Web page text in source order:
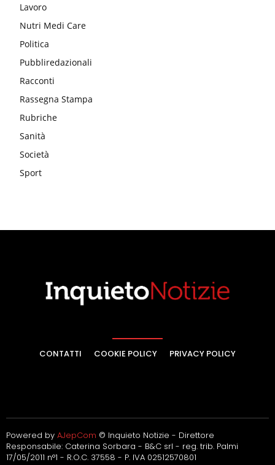
Lavoro
Nutri Medi Care
Politica
Pubbliredazionali
Racconti
Rassegna Stampa
Rubriche
Sanità
Società
Sport
CONTATTI COOKIE POLICY PRIVACY POLICY
Powered by AJepCom © Inquieto Notizie - Direttore
Responsabile: Caterina Sorbara - B&C srl - reg. trib. Palmi
17/05/2011 n°1 - R.O.C. 37558 - P. IVA 02512570801